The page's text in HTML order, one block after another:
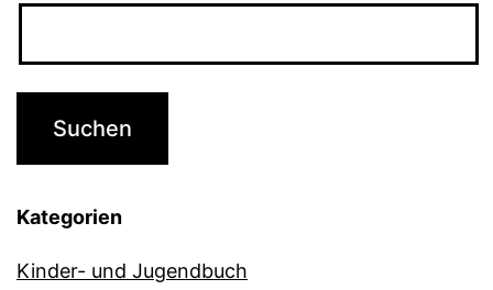
Kategorien
Kinder- und Jugendbuch